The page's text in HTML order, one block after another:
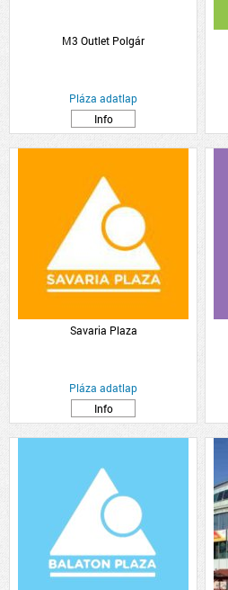
M3 Outlet Polgár
Pláza adatlap
Info
Savaria Plaza
Pláza adatlap
Info